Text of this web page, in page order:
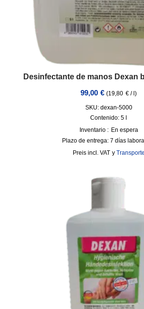
Desinfectante de manos Dexan
99,00 € (19,80 € / )
SKU: dexan-5000
Contenido: 5 l
Inventario : En espera
Plazo de entrega: 7 días
incl. VAT y Transporte